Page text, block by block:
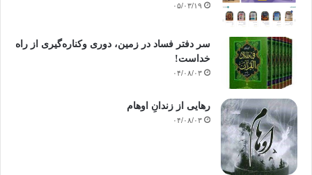
۰۵/۰۳/۱۹
سر دفتر فساد در زمین‌، دوری وکناره‌گیری از راه
خداست‌!
۰۴/۰۸/۰۳
رهایی از زندانِ اوهام
۰۴/۰۸/۰۳